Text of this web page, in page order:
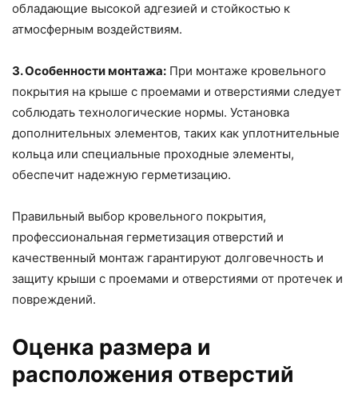
обладающие высокой адгезией и стойкостью к
атмосферным воздействиям.
3. Особенности монтажа: При монтаже кровельного
покрытия на крыше с проемами и отверстиями следует
соблюдать технологические нормы. Установка
дополнительных элементов, таких как уплотнительные
кольца или специальные проходные элементы,
обеспечит надежную герметизацию.
Правильный выбор кровельного покрытия,
профессиональная герметизация отверстий и
качественный монтаж гарантируют долговечность и
защиту крыши с проемами и отверстиями от протечек и
повреждений.
Оценка размера и
расположения отверстий